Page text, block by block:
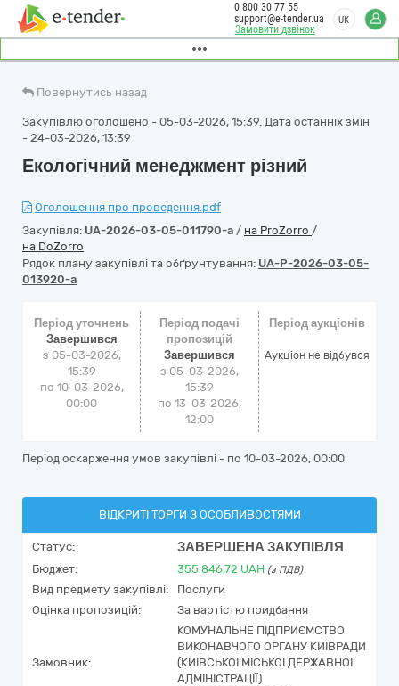
Замовити дзвінок
0 800 30 77 55
support@e-tender.ua
UK
Повернутись назад
Закупівлю оголошено - 05-03-2026, 15:39. Дата останніх змін
- 24-03-2026, 13:39
Екологічний менеджмент різний
Оголошення про проведення.pdf
Закупівля: UA-2026-03-05-011790-a / на ProZorro /
на DoZorro
Рядок плану закупівлі та обґрунтування: UA-P-2026-03-05-
013920-a
Період уточнень
Завершився
з 05-03-2026,
15:39
по 10-03-2026,
00:00
Період подачі
пропозицій
Завершився
з 05-03-2026,
15:39
по 13-03-2026,
12:00
Період аукціонів
Аукціон не відбувся
Період оскарження умов закупівлі - по 10-03-2026, 00:00
ВІДКРИТІ ТОРГИ З ОСОБЛИВОСТЯМИ
Статус: ЗАВЕРШЕНА ЗАКУПІВЛЯ
Бюджет: 355 846,72 UAH (з ПДВ)
Вид предмету закупівлі:
Послуги
Оцінка пропозицій:
За вартістю придбання
Замовник:
КОМУНАЛЬНЕ ПІДПРИЄМСТВО
ВИКОНАВЧОГО ОРГАНУ КИЇВРАДИ
(КИЇВСЬКОЇ МІСЬКОЇ ДЕРЖАВНОЇ
АДМІНІСТРАЦІЇ)